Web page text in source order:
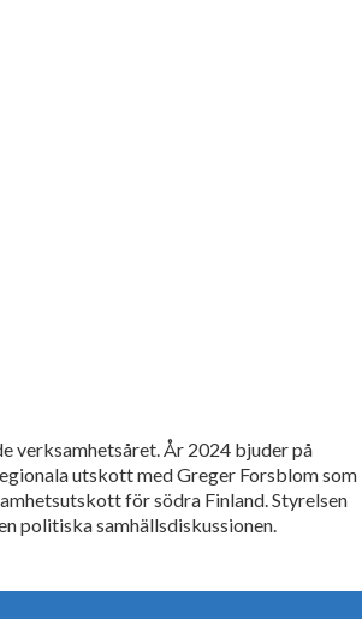
verksamhetsåret. År 2024 bjuder på
utskott med Greger Forsblom som
för södra Finland. Styrelsen
politiska samhällsdiskussionen.